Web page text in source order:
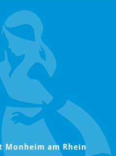
Monheim am Rhein